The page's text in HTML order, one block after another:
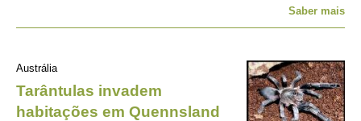
Saber mais
Austrália
Tarântulas invadem
habitações em Quennsland